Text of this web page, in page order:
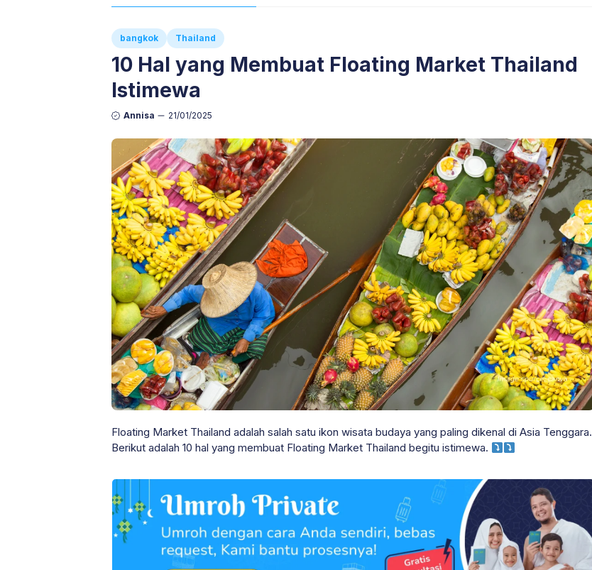
bangkok Thailand
10 Hal yang Membuat Floating Market Thailand
Istimewa
Annisa 21/01/2025
Floating Market Thailand adalah salah satu ikon wisata budaya yang paling dikenal di Asia Tenggara.
Berikut adalah 10 hal yang membuat Floating Market Thailand begitu istimewa.